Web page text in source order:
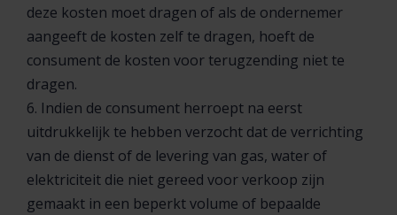
deze kosten moet dragen of als de ondernemer
aangeeft de kosten zelf te dragen, hoeft de
consument de kosten voor terugzending niet te
dragen.
6. Indien de consument herroept na eerst
uitdrukkelijk te hebben verzocht dat de verrichting
van de dienst of de levering van gas, water of
elektriciteit die niet gereed voor verkoop zijn
gemaakt in een beperkt volume of bepaalde